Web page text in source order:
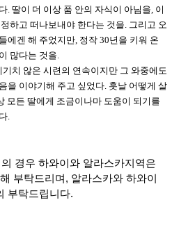
. 딸이 더 이상 품 안의 자식이 아님을, 이
하고 떠나보내야 한다는 것을. 그리고 오
에겐 해 주었지만, 정작 30년을 키워 온
많다는 것을.
치 않은 시련의 연속이지만 그 와중에도
을 이야기해 주고 싶었다. 훗날 어떻게 살
모든 딸에게 조금이나마 도움이 되기를
.
경우 하와이와 알라스카지역은
부탁드리며, 알라스카와 하와이
부탁드립니다.